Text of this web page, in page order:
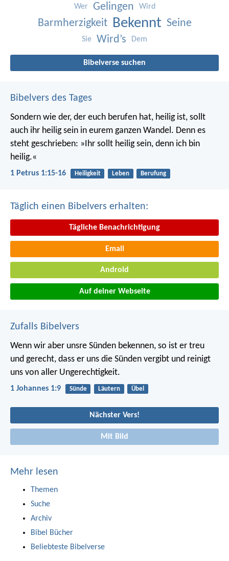
Wer Gelingen Wird
Barmherzigkeit Bekennt Seine
Sie Wird’s Dem
Bibelverse suchen
Bibelvers des Tages
Sondern wie der, der euch berufen hat, heilig ist, sollt
auch ihr heilig sein in eurem ganzen Wandel. Denn es
steht geschrieben: »Ihr sollt heilig sein, denn ich bin
heilig.«
1 Petrus 1:15-16 Heiligkeit Leben Berufung
Täglich einen Bibelvers erhalten:
Tägliche Benachrichtigung
Email
Android
Auf deiner Webseite
Zufalls Bibelvers
Wenn wir aber unsre Sünden bekennen, so ist er treu
und gerecht, dass er uns die Sünden vergibt und reinigt
uns von aller Ungerechtigkeit.
1 Johannes 1:9 Sünde Läutern Übel
Nächster Vers!
Mit Bild
Mehr lesen
Themen
Suche
Archiv
Bibel Bücher
Beliebteste Bibelverse